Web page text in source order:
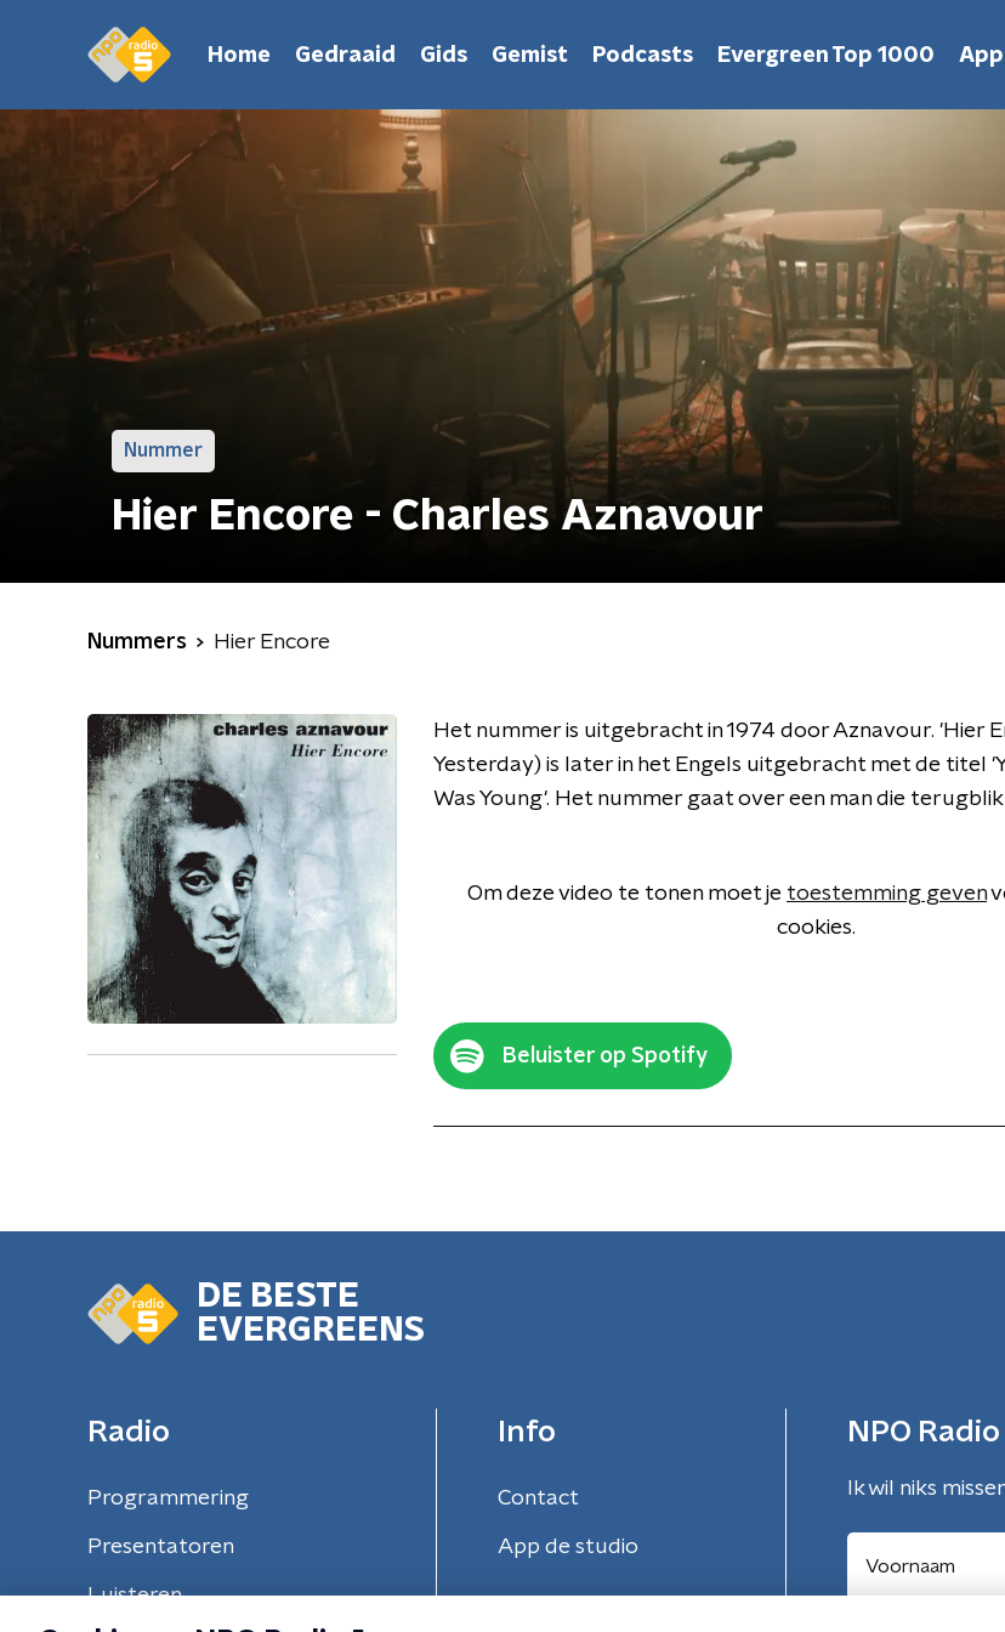
Home Gedraaid Gids Gemist Podcasts Evergreen Top 1000 App
Nummer
Hier Encore - Charles Aznavour
Nummers Hier Encore
Het nummer is uitgebracht in 1974 door Aznavour. 'Hier
Yesterday) is later in het Engels uitgebracht met de titel
Was Young'. Het nummer gaat over een man die
Om deze video te tonen moet je toestemming geven
cookies.
Beluister op Spotify
DE BESTE
EVERGREENS
Radio
Programmering
Presentatoren
Luisteren
Info
Contact
App de studio
NPO
Ik wil niks